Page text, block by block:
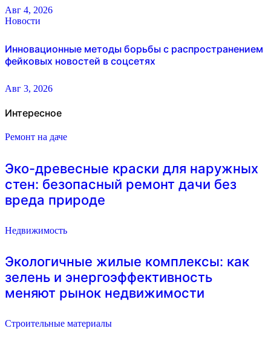
Авг 4, 2026
Новости
Инновационные методы борьбы с распространением
фейковых новостей в соцсетях
Авг 3, 2026
Интересное
Ремонт на даче
Эко-древесные краски для наружных
стен: безопасный ремонт дачи без
вреда природе
Недвижимость
Экологичные жилые комплексы: как
зелень и энергоэффективность
меняют рынок недвижимости
Строительные материалы